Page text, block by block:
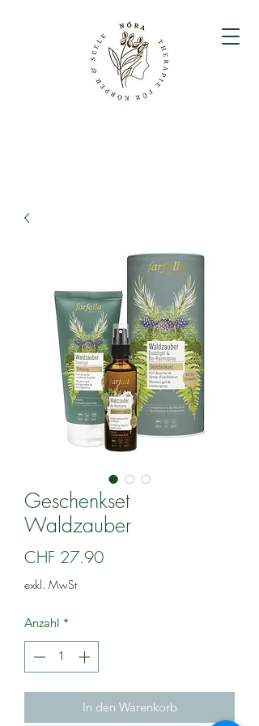
Geschenkset
Waldzauber
CHF 27.90Preis
exkl. MwSt
Anzahl *
In den Warenkorb